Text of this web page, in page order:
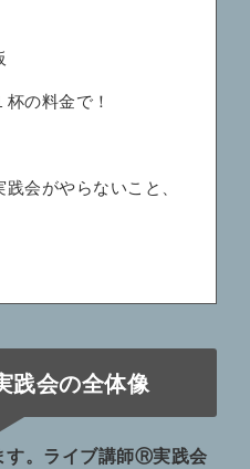
の料金で！
会がやらないこと、
践会の全体像
す。ライブ講師Ⓡ実践会